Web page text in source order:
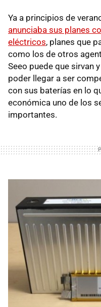
Ya a principios de
anunciaba sus planes
eléctricos, planes que
como los de otros
Seeo puede que sirvan
poder llegar a ser
con sus baterías en lo
económica uno de los
importantes.